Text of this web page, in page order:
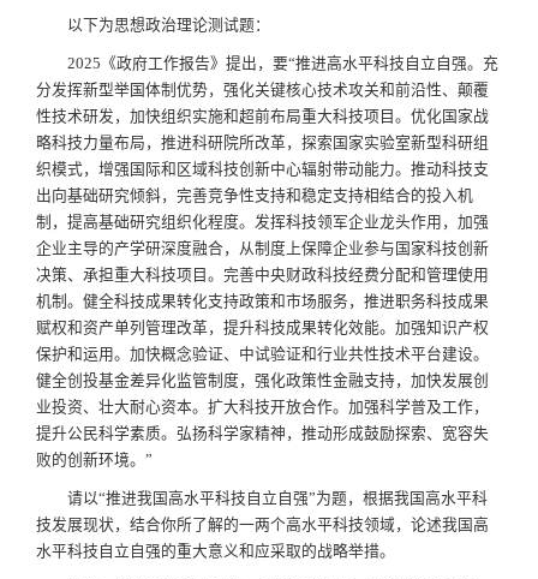
以下为思想政治理论测试题：
2025《政府工作报告》提出，要“推进高水平科技自立自强。充
分发挥新型举国体制优势，强化关键核心技术攻关和前沿性、颠覆
性技术研发，加快组织实施和超前布局重大科技项目。优化国家战
略科技力量布局，推进科研院所改革，探索国家实验室新型科研组
织模式，增强国际和区域科技创新中心辐射带动能力。推动科技支
出向基础研究倾斜，完善竞争性支持和稳定支持相结合的投入机
制，提高基础研究组织化程度。发挥科技领军企业龙头作用，加强
企业主导的产学研深度融合，从制度上保障企业参与国家科技创新
决策、承担重大科技项目。完善中央财政科技经费分配和管理使用
机制。健全科技成果转化支持政策和市场服务，推进职务科技成果
赋权和资产单列管理改革，提升科技成果转化效能。加强知识产权
保护和运用。加快概念验证、中试验证和行业共性技术平台建设。
健全创投基金差异化监管制度，强化政策性金融支持，加快发展创
业投资、壮大耐心资本。扩大科技开放合作。加强科学普及工作，
提升公民科学素质。弘扬科学家精神，推动形成鼓励探索、宽容失
败的创新环境。”
请以“推进我国高水平科技自立自强”为题，根据我国高水平科
技发展现状，结合你所了解的一两个高水平科技领域，论述我国高
水平科技自立自强的重大意义和应采取的战略举措。